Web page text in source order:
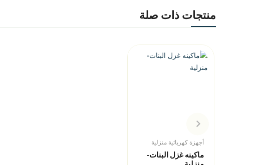
منتجات ذات صلة
أجهزة كهربائية منزلية
ماكينه غزل البنات-